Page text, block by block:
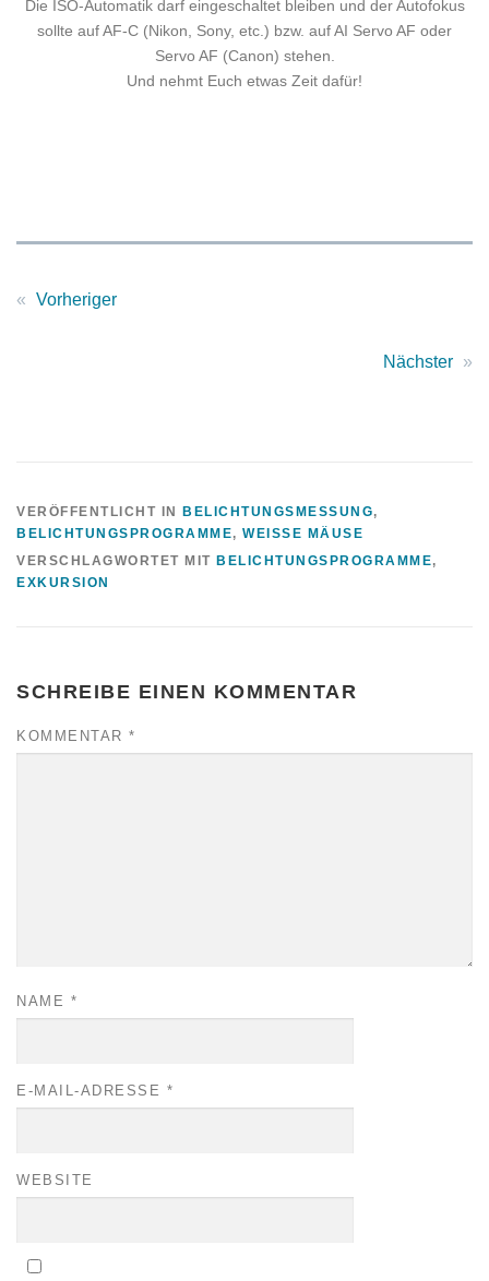
Die ISO-Automatik darf eingeschaltet bleiben und der Autofokus
sollte auf AF-C (Nikon, Sony, etc.) bzw. auf AI Servo AF oder
Servo AF (Canon) stehen.
Und nehmt Euch etwas Zeit dafür!
« Vorheriger
Nächster »
VERÖFFENTLICHT IN BELICHTUNGSMESSUNG,
BELICHTUNGSPROGRAMME, WEISSE MÄUSE
VERSCHLAGWORTET MIT BELICHTUNGSPROGRAMME,
EXKURSION
SCHREIBE EINEN KOMMENTAR
KOMMENTAR *
NAME *
E-MAIL-ADRESSE *
WEBSITE